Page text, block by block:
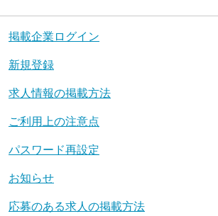
掲載企業ログイン
新規登録
求人情報の掲載方法
ご利用上の注意点
パスワード再設定
お知らせ
応募のある求人の掲載方法